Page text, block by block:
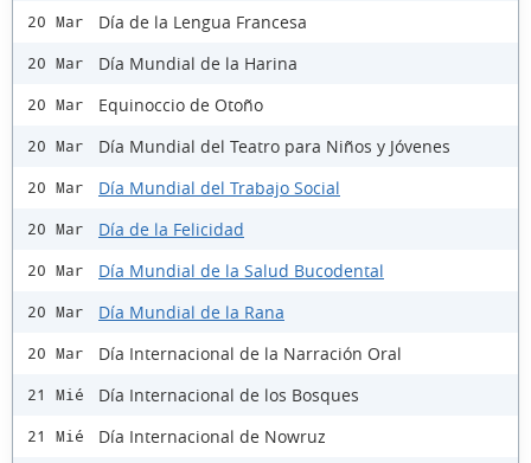
20 Mar Día de la Lengua Francesa
20 Mar Día Mundial de la Harina
20 Mar Equinoccio de Otoño
20 Mar Día Mundial del Teatro para Niños y Jóvenes
20 Mar Día Mundial del Trabajo Social
20 Mar Día de la Felicidad
20 Mar Día Mundial de la Salud Bucodental
20 Mar Día Mundial de la Rana
20 Mar Día Internacional de la Narración Oral
21 Mié Día Internacional de los Bosques
21 Mié Día Internacional de Nowruz